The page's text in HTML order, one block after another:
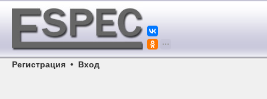
Регистрация • Вход